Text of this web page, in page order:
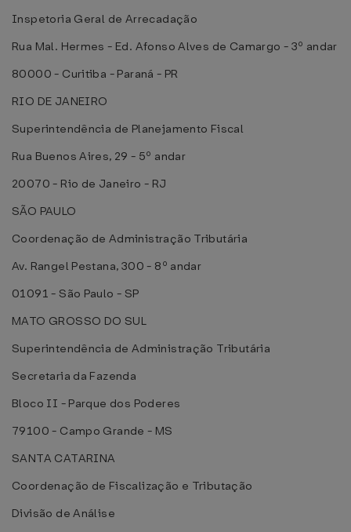
Inspetoria Geral de Arrecadação
Rua Mal. Hermes - Ed. Afonso Alves de Camargo - 3º andar
80000 - Curitiba - Paraná - PR
RIO DE JANEIRO
Superintendência de Planejamento Fiscal
Rua Buenos Aires, 29 - 5º andar
20070 - Rio de Janeiro - RJ
SÃO PAULO
Coordenação de Administração Tributária
Av. Rangel Pestana, 300 - 8º andar
01091 - São Paulo - SP
MATO GROSSO DO SUL
Superintendência de Administração Tributária
Secretaria da Fazenda
Bloco II - Parque dos Poderes
79100 - Campo Grande - MS
SANTA CATARINA
Coordenação de Fiscalização e Tributação
Divisão de Análise